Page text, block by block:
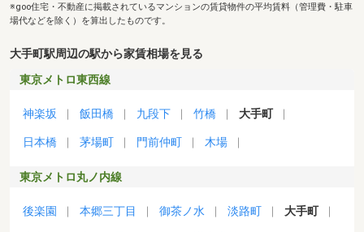
※goo住宅・不動産に掲載されているマンションの賃貸物件の平均賃料（管理費・駐車
場代などを除く）を算出したものです。
大手町駅周辺の駅から家賃相場を見る
東京メトロ東西線
神楽坂 飯田橋 九段下 竹橋 大手町
日本橋 茅場町 門前仲町 木場
東京メトロ丸ノ内線
後楽園 本郷三丁目 御茶ノ水 淡路町 大手町